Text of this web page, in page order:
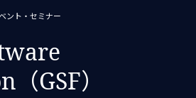
ント・セミナー
GSF）